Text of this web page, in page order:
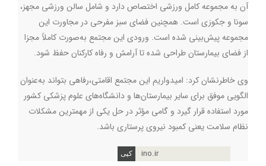
آن به مجموعه کامل ورزشی اختصاص دارد و شامل سالن ورزشی مجهز،
سونا و جکوزی است. همچنین فضای سبز مفرحی در مجاورت این
مجموعه پیش‌بینی شده است. ورودی این مجتمع به‌صورت کاملاً مجزا
از فضای بیمارستان طراحی شده تا آرامش و رفاه کارکنان حفظ شود.
وی خاطرنشان کرد: امیدواریم این مجتمع اقامتی،رفاهی بتواند به‌عنوان
الگویی موفق برای سایر بیمارستان‌ها و دانشگاه‌های علوم پزشکی کشور
مورد استفاده قرار گیرد و گامی مؤثر در حل یکی از مهمترین مشکلات
نظام سلامت یعنی کمبود نیروی پرستاری باشد.
ino.ir